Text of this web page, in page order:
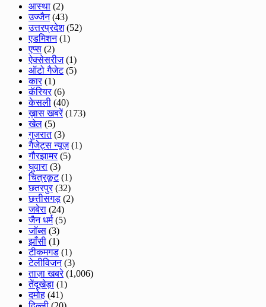
आस्था (2)
उज्जैन(43)
उत्तरप्रदेश(52)
एडमिशन(1)
एप्स (2)
ऐक्सेसरीज(1)
ऑटो गैजेट(5)
कार(1)
कॅरियर(6)
केसली (40)
ख़ास खबरें(173)
खेल (5)
गुजरात(3)
गैजेट्स न्यूज़(1)
गौरझामर(5)
घुवारा (3)
चित्रकूट(1)
छतरपुर(32)
छत्तीसगड़ (2)
जबेरा (24)
जैन धर्म(5)
जॉब्स (3)
झाँसी (1)
टीकमगड (1)
टेलीविजन(3)
ताज़ा खबरे(1,006)
तेंदूखेड़ा (1)
दमोह (41)